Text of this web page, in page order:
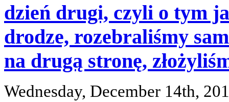
dzień drugi, czyli o tym
drodze, rozebraliśmy
na drugą stronę,
Wednesday, December 14th,